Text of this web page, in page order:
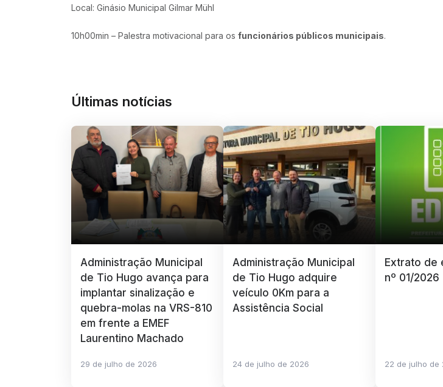
Local: Ginásio Municipal Gilmar Mühl
10h00min – Palestra motivacional para os funcionários públicos municipais.
Últimas notícias
Administração Municipal
de Tio Hugo avança para
implantar sinalização e
quebra-molas na VRS-810
em frente a EMEF
Laurentino Machado
29 de julho de 2026
Administração Municipal
de Tio Hugo adquire
veículo 0Km para a
Assistência Social
24 de julho de 2026
Extrato de
nº 01/2026
22 de julho de